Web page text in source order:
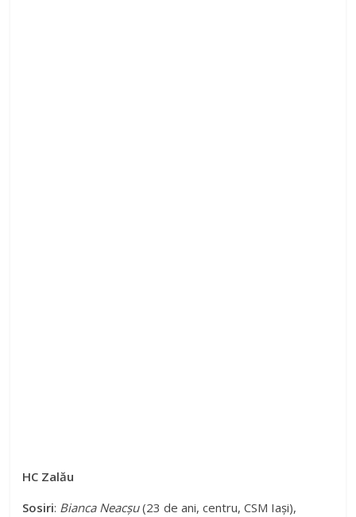
HC Zalău
Sosiri: Bianca Neacșu(23 de ani, centru, CSM Iași),